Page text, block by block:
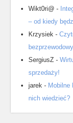
Wikt0ri@ -
– od kiedy
Krzysiek -
SergiusZ -
sprzedaży!
jarek - Mobilne
nich wiedzieć?